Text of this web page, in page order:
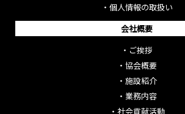
・ 個人情報の取扱い
会社概要
・ ご挨拶
・ 協会概要
・ 施設紹介
・ 業務内容
・ 社会貢献活動